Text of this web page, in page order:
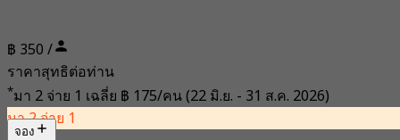
฿ 350 /
ราคาสุทธิต่อท่าน
*มา 2 จ่าย 1 เฉลี่ย ฿ 175/คน(22 มิ.ย. - 31 ส.ค. 2026)
มา 2 จ่าย 1
จอง